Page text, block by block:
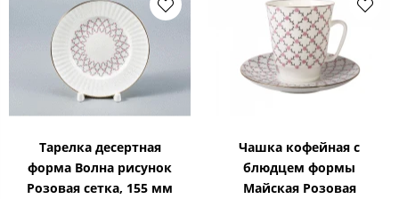
Тарелка десертная
форма Волна рисунок
Розовая сетка, 155 мм
Чашка кофейная с
блюдцем формы
Майская Розовая